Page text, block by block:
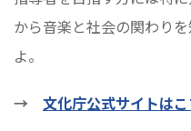
から音楽と社会の関わり
よ。
→ 文化庁公式サイトはこ